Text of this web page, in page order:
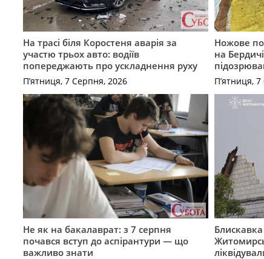
На трасі біля Коростеня аварія за
участю трьох авто: водіїв
попереджають про ускладнення руху
П’ятниця, 7 Серпня, 2026
Ножове
на
П’ятниця,
Не як на бакалаврат: з 7 серпня
почався вступ до аспірантури — що
важливо знати